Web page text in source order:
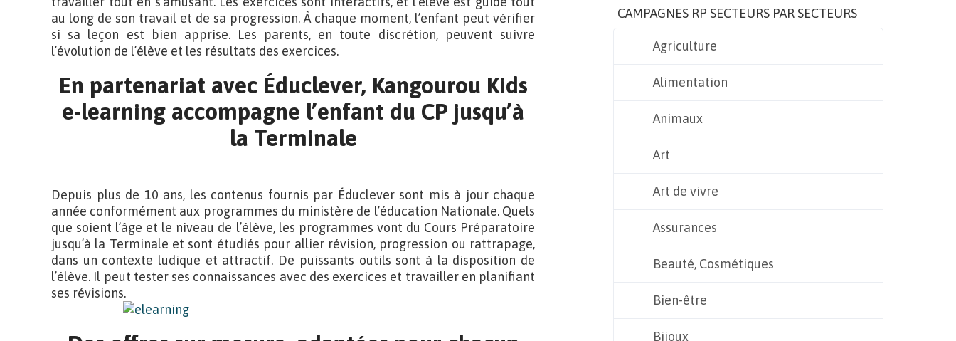
au long de son travail et de sa progression. À chaque moment, l’enfant peut vérifier
si sa leçon est bien apprise. Les parents, en toute discrétion, peuvent suivre
l’évolution de l’élève et les résultats des exercices.
En partenariat avec Éduclever, Kangourou Kids
e-learning accompagne l’enfant du CP jusqu’à
la Terminale
Depuis plus de 10 ans, les contenus fournis par Éduclever sont mis à jour chaque
année conformément aux programmes du ministère de l’éducation Nationale. Quels
que soient l’âge et le niveau de l’élève, les programmes vont du Cours Préparatoire
jusqu’à la Terminale et sont étudiés pour allier révision, progression ou rattrapage,
dans un contexte ludique et attractif. De puissants outils sont à la disposition de
l’élève. Il peut tester ses connaissances avec des exercices et travailler en planifiant
ses révisions.
CAMPAGNES RP SECTEURS PAR SECTEURS
Agriculture
Alimentation
Animaux
Art
Art de vivre
Assurances
Beauté, Cosmétiques
Bien-être
Bijoux